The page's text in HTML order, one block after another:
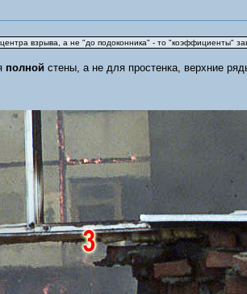
взрыва, а не "до подоконника" - то "коэффициенты"
полной стены, а не для простенка, верхние